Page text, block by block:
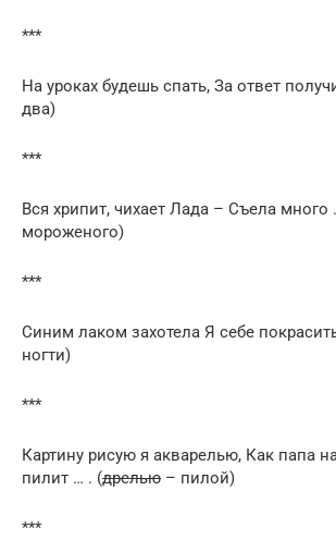
***
На уроках будешь спать, За ответ
два)
***
Вся хрипит, чихает Лада – Съела много
мороженого)
***
Синим лаком захотела Я себе
ногти)
***
Картину рисую я акварелью, Как папа
пилит … . (дрелью – пилой)
***